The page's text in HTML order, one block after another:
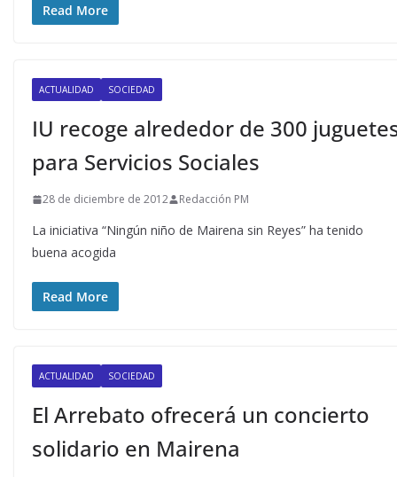
Read More
ACTUALIDAD SOCIEDAD
IU recoge alrededor de 300
para Servicios Sociales
28 de diciembre de 2012 Redacción PM
La iniciativa “Ningún niño de Mairena sin Reyes” ha tenido
buena acogida
Read More
ACTUALIDAD SOCIEDAD
El Arrebato ofrecerá un concierto
solidario en Mairena